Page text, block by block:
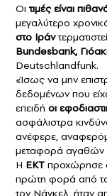
Οι τιμές είναι
μεγαλύτερο
στο Ιράν
Bundesbank,
Deutschlandfunk.
«Ίσως να μην
δεδομένων που
επειδή οι
ασφάλιστρα
ανέφερε,
μεταφορά
Η ΕΚΤ προχώρησε
πρώτη φορά από
τον Νάγκελ, ήταν